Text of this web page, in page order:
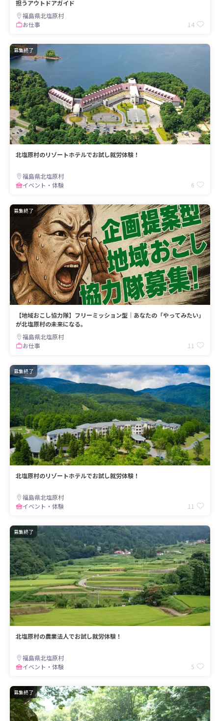
担うアウトドアガイド
福島県北塩原村
お仕事
14
募集終了
北塩原村のリゾートホテルでお試し就労体験！
福島県北塩原村
イベント・体験
6
募集終了
【地域おこし協力隊】フリーミッション型｜あなたの「やってみたい」
が北塩原村の未来になる。
福島県北塩原村
お仕事
11
募集終了
北塩原村のリゾートホテルでお試し就労体験！
福島県北塩原村
イベント・体験
11
募集終了
北塩原村の農業法人でお試し就労体験！
福島県北塩原村
イベント・体験
5
募集終了